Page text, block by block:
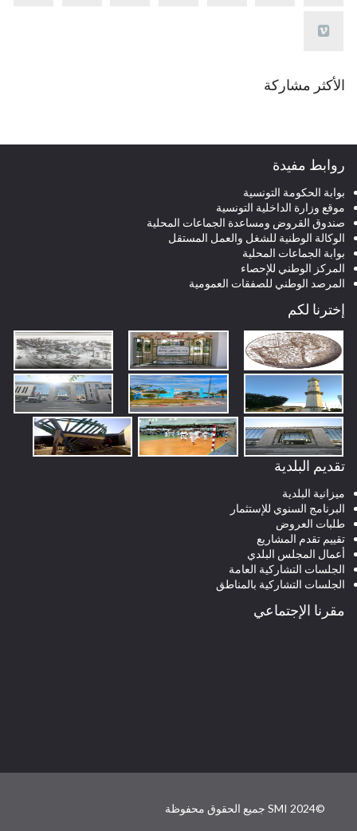
الأكثر مشاركة
روابط مفيدة
بوابة الحكومة التونسية
موقع وزارة الداخلية التونسية
صندوق القروض ومساعدة الجماعات المحلية
الوكالة الوطنية للشغل والعمل المستقل
بوابة الجماعات المحلية
المركز الوطني للإحصاء
المرصد الوطني للصفقات العمومية
إخترنا لكم
تقديم البلدية
ميزانية البلدية
البرنامج السنوي للإستثمار
طلبات العروض
تقييم تقدم المشاريع
أعمال المجلس البلدي
الجلسات التشاركية العامة
الجلسات التشاركية بالمناطق
مقرنا الإجتماعي
©SMI 2024 جميع الحقوق محفوظة